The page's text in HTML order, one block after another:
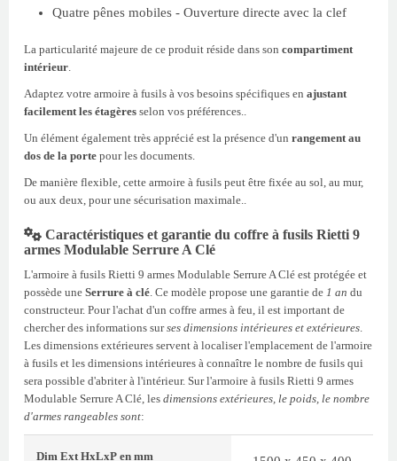
Quatre pênes mobiles - Ouverture directe avec la clef
La particularité majeure de ce produit réside dans son compartiment
intérieur
Adaptez votre armoire à fusils à vos besoins spécifiques en ajustant
facilement les étagères selon vos préférences..
Un élément également très apprécié est la présence d'un rangement au
dos de la porte pour les documents.
De manière flexible, cette armoire à fusils peut être fixée au sol, au mur,
ou aux deux, pour une sécurisation maximale..
Caractéristiques et garantie du coffre à fusils Rietti 9
armes Modulable Serrure A Clé
L'armoire à fusils Rietti 9 armes Modulable Serrure A Clé est protégée et
possède une Serrure à clé . Ce modèle propose une garantie de 1 an du
constructeur. Pour l'achat d'un coffre armes à feu, il est important de
chercher des informations surses dimensions intérieures et extérieures
Les dimensions extérieures servent à localiser l'emplacement de l'armoire
à fusils et les dimensions intérieures à connaître le nombre de fusils qui
sera possible d'abriter à l'intérieur. Sur l'armoire à fusils Rietti 9 armes
Modulable Serrure A Clé, les dimensions extérieures, le poids, le nombre
d'armes rangeables sont:
Dim Ext HxLxP en mm